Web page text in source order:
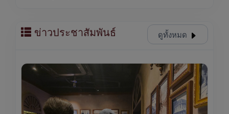
ข่าวประชาสัมพันธ์ ดูทั้งหมด